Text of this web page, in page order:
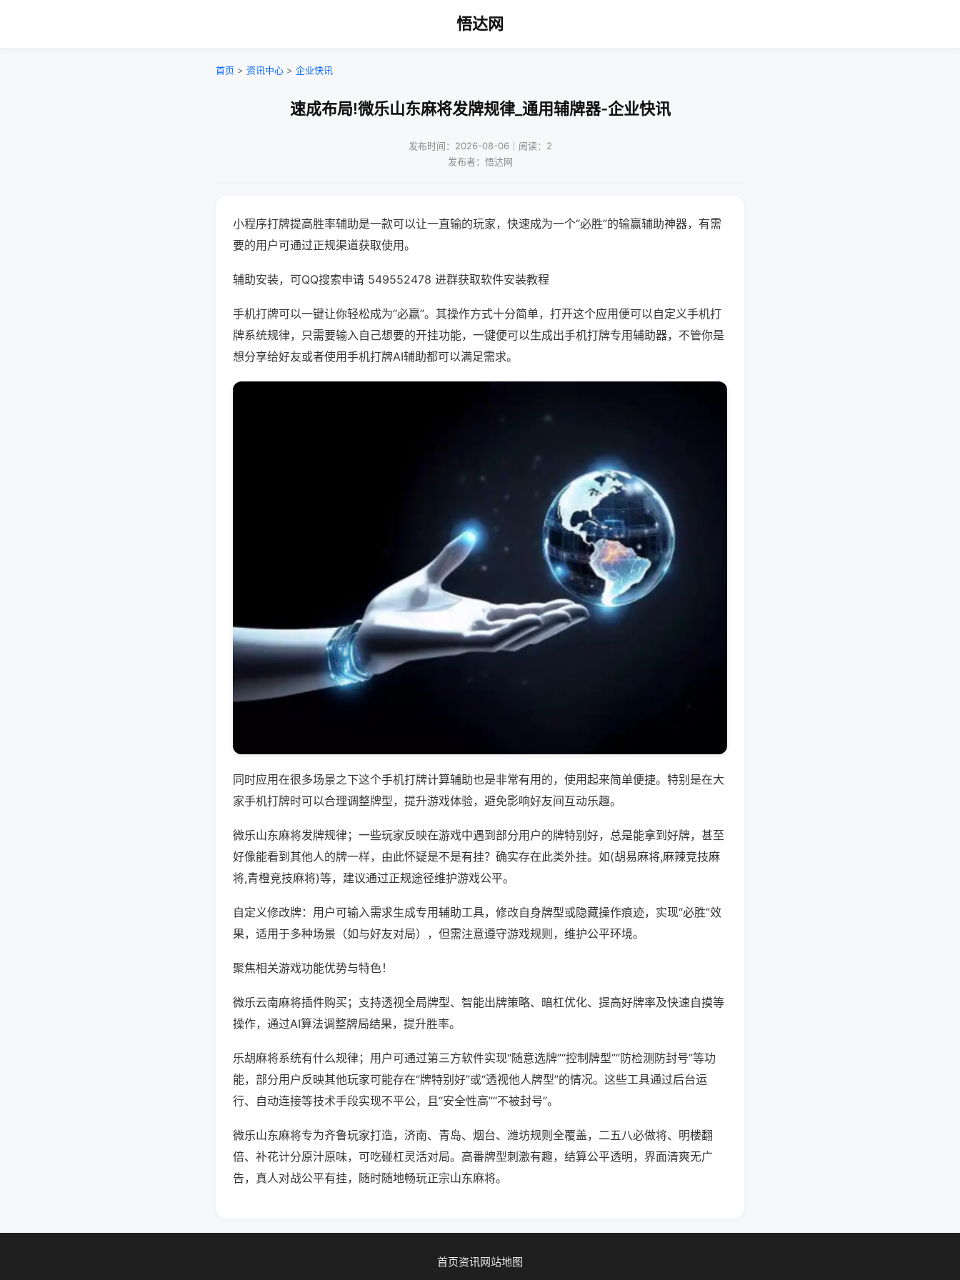
悟达网
首页 > 资讯中心 > 企业快讯
速成布局!微乐山东麻将发牌规律_通用辅牌器-企业快讯
发布时间：2026-08-06｜阅读：2
发布者：悟达网
小程序打牌提高胜率辅助是一款可以让一直输的玩家，快速成为一个“必胜”的输赢辅助神器，有需
要的用户可通过正规渠道获取使用。
辅助安装，可QQ搜索申请 549552478 进群获取软件安装教程
手机打牌可以一键让你轻松成为“必赢”。其操作方式十分简单，打开这个应用便可以自定义手机打
牌系统规律，只需要输入自己想要的开挂功能，一键便可以生成出手机打牌专用辅助器，不管你是
想分享给好友或者使用手机打牌AI辅助都可以满足需求。
同时应用在很多场景之下这个手机打牌计算辅助也是非常有用的，使用起来简单便捷。特别是在大
家手机打牌时可以合理调整牌型，提升游戏体验，避免影响好友间互动乐趣。
微乐山东麻将发牌规律；一些玩家反映在游戏中遇到部分用户的牌特别好，总是能拿到好牌，甚至
好像能看到其他人的牌一样，由此怀疑是不是有挂？确实存在此类外挂。如(胡易麻将,麻辣竞技麻
将,青橙竞技麻将)等，建议通过正规途径维护游戏公平。
自定义修改牌：用户可输入需求生成专用辅助工具，修改自身牌型或隐藏操作痕迹，实现“必胜”效
果，适用于多种场景（如与好友对局），但需注意遵守游戏规则，维护公平环境。
聚焦相关游戏功能优势与特色！
微乐云南麻将插件购买；支持透视全局牌型、智能出牌策略、暗杠优化、提高好牌率及快速自摸等
操作，通过AI算法调整牌局结果，提升胜率。
乐胡麻将系统有什么规律；用户可通过第三方软件实现“随意选牌”“控制牌型”“防检测防封号”等功
能，部分用户反映其他玩家可能存在“牌特别好”或“透视他人牌型”的情况。这些工具通过后台运
行、自动连接等技术手段实现不平公，且“安全性高”“不被封号”。
微乐山东麻将专为齐鲁玩家打造，济南、青岛、烟台、潍坊规则全覆盖，二五八必做将、明楼翻
倍、补花计分原汁原味，可吃碰杠灵活对局。高番牌型刺激有趣，结算公平透明，界面清爽无广
告，真人对战公平有挂，随时随地畅玩正宗山东麻将。
首页资讯网站地图